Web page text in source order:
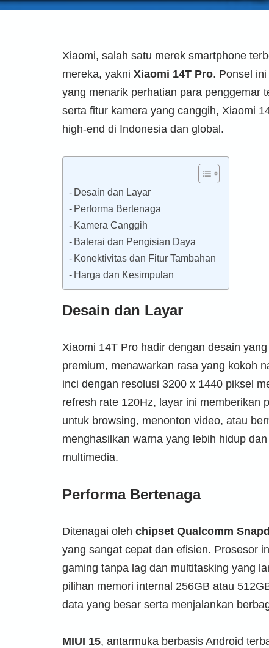
Xiaomi, salah satu merek smartphone
mereka, yakni Xiaomi 14T Pro. Ponsel
yang menarik perhatian para penggemar
serta fitur kamera yang canggih, Xiaomi
high-end di Indonesia dan global.
Desain dan Layar
Performa Bertenaga
Kamera Canggih
Baterai dan Pengisian Daya
Konektivitas dan Fitur Tambahan
Harga dan Kesimpulan
Desain dan Layar
Xiaomi 14T Pro hadir dengan desain
premium, menawarkan rasa yang kokoh
inci dengan resolusi 3200 x 1440 piksel
refresh rate 120Hz, layar ini memberikan
untuk browsing, menonton video, atau
menghasilkan warna yang lebih hidup
multimedia.
Performa Bertenaga
Ditenagai oleh chipset Qualcomm
yang sangat cepat dan efisien. Prosesor
gaming tanpa lag dan multitasking yang
pilihan memori internal 256GB atau
data yang besar serta menjalankan
MIUI 15, antarmuka berbasis Android